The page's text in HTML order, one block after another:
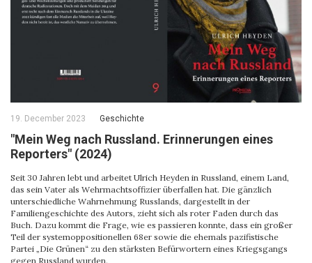
19. December 2023 Geschichte
"Mein Weg nach Russland. Erinnerungen eines
Reporters" (2024)
Seit 30 Jahren lebt und arbeitet Ulrich Heyden in Russland, einem Land,
das sein Vater als Wehrmachtsoffizier überfallen hat. Die gänzlich
unterschiedliche Wahrnehmung Russlands, dargestellt in der
Familiengeschichte des Autors, zieht sich als roter Faden durch das
Buch. Dazu kommt die Frage, wie es passieren konnte, dass ein großer
Teil der systemoppositionellen 68er sowie die ehemals pazifistische
Partei „Die Grünen“ zu den stärksten Befürwortern eines Kriegsgangs
gegen Russland wurden.